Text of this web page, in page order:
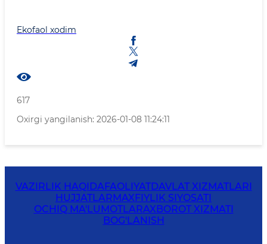
Ekofaol xodim
617
Oxirgi yangilanish: 2026-01-08 11:24:11
VAZIRLIK HAQIDAFAOLIYATDAVLAT XIZMATLARI
HUJJATLARMAXFIYLIK SIYOSATI
OCHIQ MA'LUMOTLARAXBOROT XIZMATI
BOG'LANISH